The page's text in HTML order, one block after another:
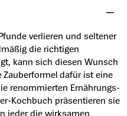
verlieren und seltener
die richtigen
kann sich diesen Wunsch
dafür ist eine
renommierten Ernährungs-
Kochbuch präsentieren sie
jeder die wirksamen